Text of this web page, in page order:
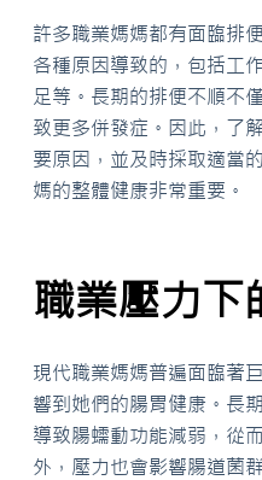
許多職業媽媽都有面臨排
各種原因導致的，包括工
足等。長期的排便不順不
致更多併發症。因此，了
要原因，並及時採取適當
媽的整體健康非常重要。
職業壓力下
現代職業媽媽普遍面臨著
響到她們的腸胃健康。長
導致腸蠕動功能減弱，從
外，壓力也會影響腸道菌